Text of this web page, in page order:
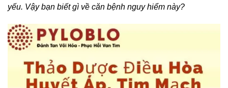
yếu. Vậy bạn biết gì về căn bệnh nguy hiểm này?